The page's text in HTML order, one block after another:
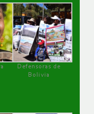
Defensoras de
Bolivia